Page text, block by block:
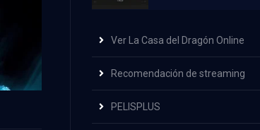
Ver La Casa del Dragón Online
Recomendación de streaming
PELISPLUS